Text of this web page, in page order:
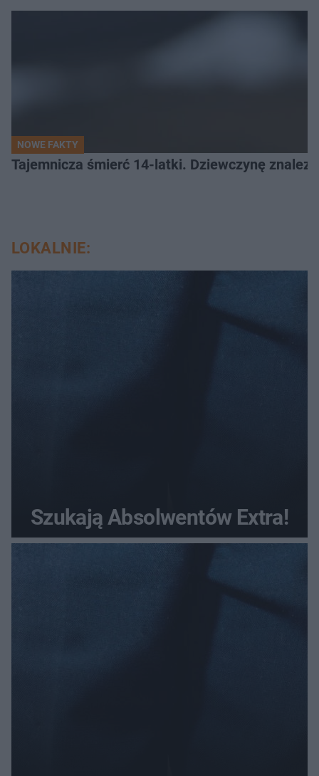
NOWE FAKTY
Tajemnicza śmierć 14-latki. Dziewczynę
LOKALNIE:
Szukają Absolwentów Extra!